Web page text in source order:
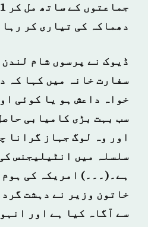
دھماکہ کی تیاری کر رہا
ڈیوک نے پرسوں شام
سفارت خانہ میں کہا کہ
خواہ داعش ہو یا کوئی
سب بہت بڑی کامیابی
اور وہ لوگ جہاز گرانا
سلسلہ میں انٹیلیجنس
ہے۔(۔۔۔) امریکہ کی
خاتون وزیر نے دہشت
سے آگاہ کیا ہے اور